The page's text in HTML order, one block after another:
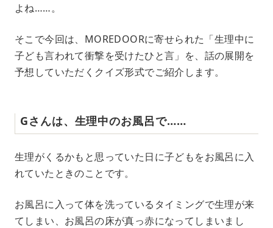
よね……。
そこで今回は、MOREDOORに寄せられた「生理中に
子ども言われて衝撃を受けたひと言」を、話の展開を
予想していただくクイズ形式でご紹介します。
Gさんは、生理中のお風呂で……
生理がくるかもと思っていた日に子どもをお風呂に入
れていたときのことです。
お風呂に入って体を洗っているタイミングで生理が来
てしまい、お風呂の床が真っ赤になってしまいまし